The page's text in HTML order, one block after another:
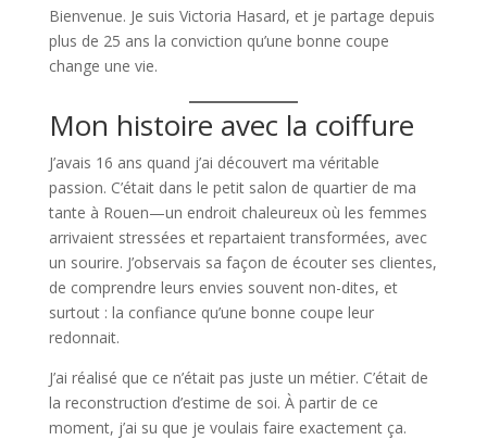
Bienvenue. Je suis Victoria Hasard, et je partage depuis
plus de 25 ans la conviction qu’une bonne coupe
change une vie.
Mon histoire avec la coiffure
J’avais 16 ans quand j’ai découvert ma véritable
passion. C’était dans le petit salon de quartier de ma
tante à Rouen—un endroit chaleureux où les femmes
arrivaient stressées et repartaient transformées, avec
un sourire. J’observais sa façon de écouter ses clientes,
de comprendre leurs envies souvent non-dites, et
surtout : la confiance qu’une bonne coupe leur
redonnait.
J’ai réalisé que ce n’était pas juste un métier. C’était de
la reconstruction d’estime de soi. À partir de ce
moment, j’ai su que je voulais faire exactement ça.